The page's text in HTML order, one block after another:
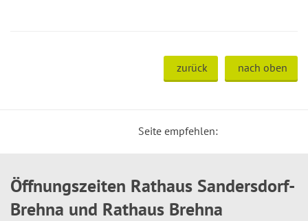
zurück nach oben
Seite empfehlen:
Öffnungszeiten Rathaus Sandersdorf-
Brehna und Rathaus Brehna